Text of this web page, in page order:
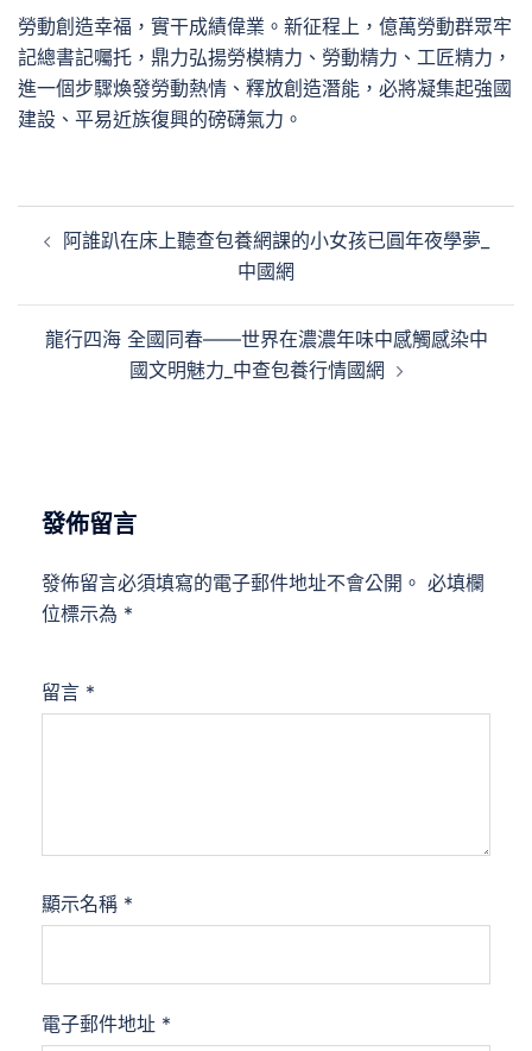
勞動創造幸福，實干成績偉業。新征程上，億萬勞動群眾牢
記總書記囑托，鼎力弘揚勞模精力、勞動精力、工匠精力，
進一個步驟煥發勞動熱情、釋放創造潛能，必將凝集起強國
建設、平易近族復興的磅礴氣力。
章
阿誰趴在床上聽查包養網課的小女孩已圓年夜學夢_
中國網
龍行四海 全國同春——世界在濃濃年味中感觸感染中
國文明魅力_中查包養行情國網
發佈留言
發佈留言必須填寫的電子郵件地址不會公開。 必填欄
位標示為 *
留言 *
顯示名稱 *
電子郵件地址 *